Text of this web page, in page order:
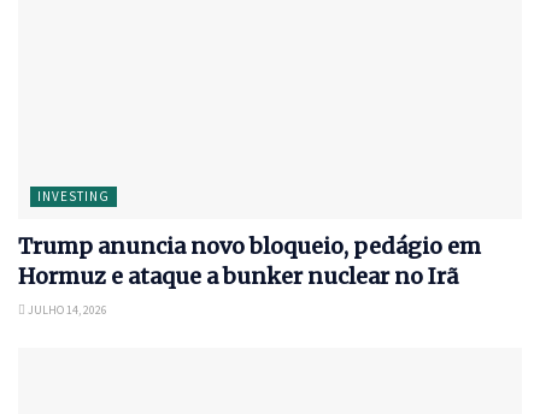
INVESTING
Trump anuncia novo bloqueio, pedágio em
Hormuz e ataque a bunker nuclear no Irã
JULHO 14, 2026